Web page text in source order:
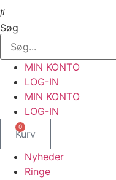
Søg
MIN KONTO
LOG-IN
MIN KONTO
LOG-IN
0
Kurv
Nyheder
Ringe